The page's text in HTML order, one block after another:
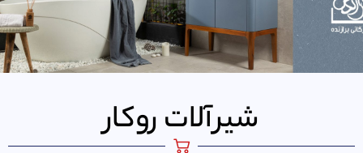
شیرآلات روکار